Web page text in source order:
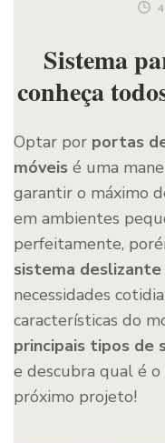
Sistema
conheça
Optar por portas
móveis é uma
garantir o máximo
em ambientes
perfeitamente,
sistema deslizante
necessidades
características do
principais tipos de
e descubra qual é
próximo projeto!